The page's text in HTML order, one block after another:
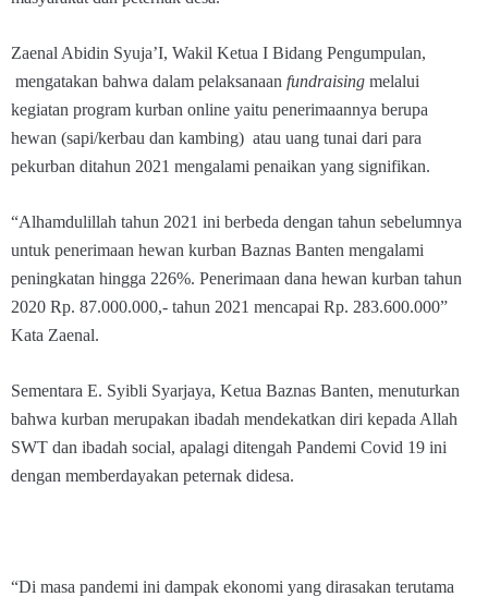
Zaenal Abidin Syuja’I, Wakil Ketua I Bidang Pengumpulan,
mengatakan bahwa dalam pelaksanaan fundraising melalui
kegiatan program kurban online yaitu penerimaannya berupa
hewan (sapi/kerbau dan kambing) atau uang tunai dari para
pekurban ditahun 2021 mengalami penaikan yang signifikan.
“Alhamdulillah tahun 2021 ini berbeda dengan tahun sebelumnya
untuk penerimaan hewan kurban Baznas Banten mengalami
peningkatan hingga 226%. Penerimaan dana hewan kurban tahun
2020 Rp. 87.000.000,- tahun 2021 mencapai Rp. 283.600.000”
Kata Zaenal.
Sementara E. Syibli Syarjaya, Ketua Baznas Banten, menuturkan
bahwa kurban merupakan ibadah mendekatkan diri kepada Allah
SWT dan ibadah social, apalagi ditengah Pandemi Covid 19 ini
dengan memberdayakan peternak didesa.
“Di masa pandemi ini dampak ekonomi yang dirasakan terutama